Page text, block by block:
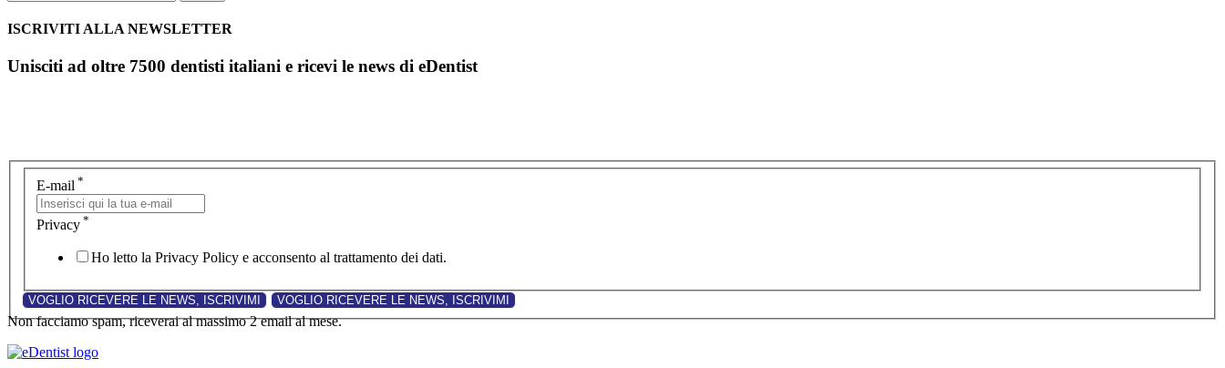
ISCRIVITI ALLA NEWSLETTER
Unisciti ad oltre 7500 dentisti italiani e ricevi le news di eDentist
E-mail *
Privacy *
Ho letto la Privacy Policy e acconsento al trattamento dei dati.
Non facciamo spam, riceverai al massimo 2 email al mese.